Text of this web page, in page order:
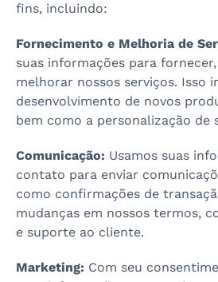
fins, incluindo:
Fornecimento e Melhoria de
suas informações para
melhorar nossos serviços. Isso
desenvolvimento de novos
bem como a personalização de
Comunicação: Usamos suas
contato para enviar
como confirmações de
mudanças em nossos termos,
e suporte ao cliente.
Marketing: Com seu